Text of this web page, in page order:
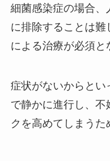
細菌感染症の場合、
に排除することは
による治療が必須と
症状がないからとい
で静かに進行し、不
クを高めてしまうた